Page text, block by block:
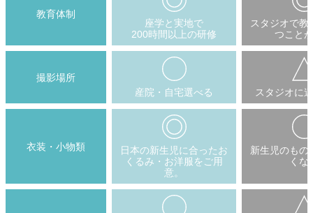
教育体制
座学と実地で
200時間以上の研修
スタジオで教
つこと
撮影場所
産院・自宅選べる
スタジオに
衣装・小物類
日本の新生児に合ったお
くるみ・お洋服をご用
意。
新生児のもの
くな